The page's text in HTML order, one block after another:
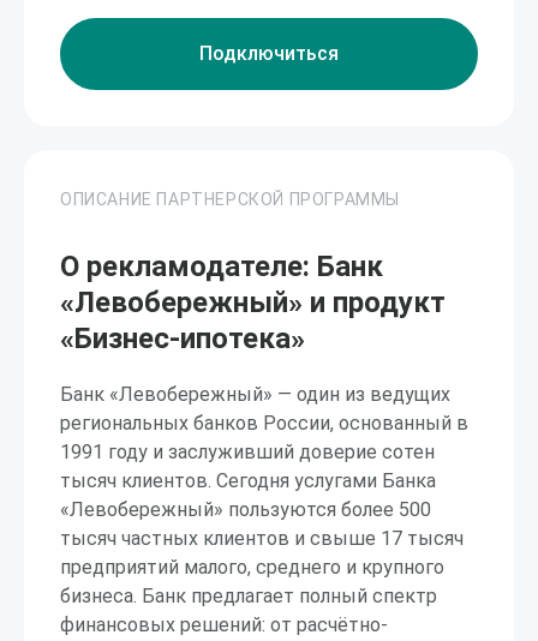
Подключиться
ОПИСАНИЕ ПАРТНЕРСКОЙ ПРОГРАММЫ
О рекламодателе: Банк
«Левобережный» и продукт
«Бизнес-ипотека»
Банк «Левобережный» — один из ведущих
региональных банков России, основанный в
1991 году и заслуживший доверие сотен
тысяч клиентов. Сегодня услугами Банка
«Левобережный» пользуются более 500
тысяч частных клиентов и свыше 17 тысяч
предприятий малого, среднего и крупного
бизнеса. Банк предлагает полный спектр
финансовых решений: от расчётно-